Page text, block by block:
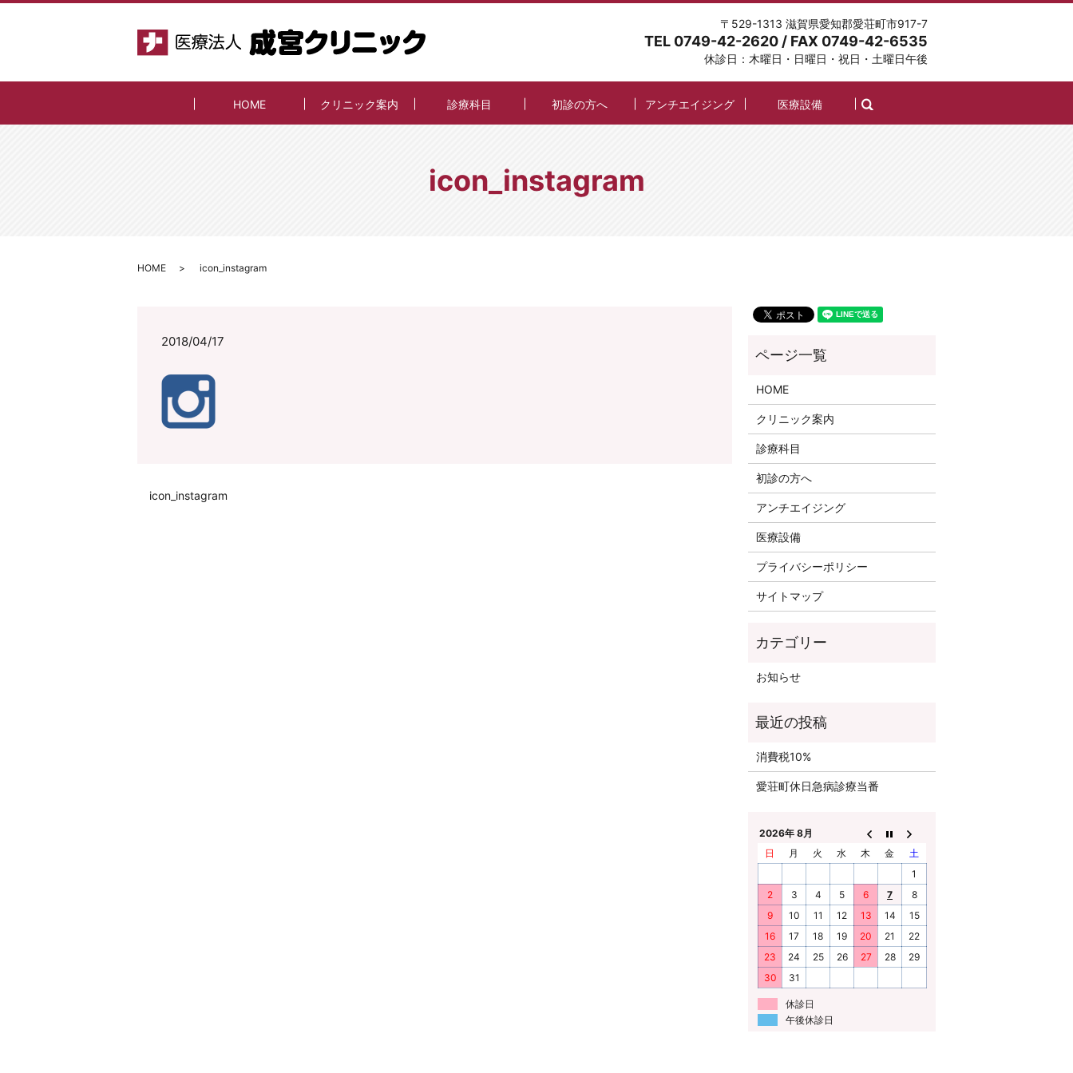
〒529-1313 滋賀県愛知郡愛荘町市917-7
TEL 0749-42-2620 / FAX 0749-42-6535
休診日：木曜日・日曜日・祝日・土曜日午後
HOME クリニック案内 診療科目 初診の方へ アンチエイジング 医療設備
icon_instagram
HOME icon_instagram
2018/04/17
icon_instagram
HOME
クリニック案内
診療科目
初診の方へ
アンチエイジング
医療設備
プライバシーポリシー
サイトマップ
お知らせ
消費税10%
愛荘町休日急病診療当番
2026年 8月
日
月 火 水 木 金
土
1
2
3 4 5 6 7
8
9
10 11 12 13 14
15
16
17 18 19 20 21
22
23
24 25 26 27 28
29
30
31
休診日
午後休診日